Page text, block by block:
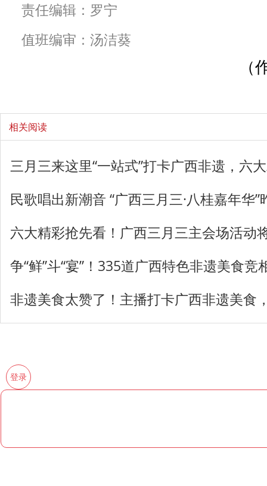
责任编辑：罗宁
值班编审：汤洁葵
（
相关阅读
三月三来这里“一站式”打卡广西非遗，六
民歌唱出新潮音 “广西三月三·八桂嘉年华
六大精彩抢先看！广西三月三主会场活动
争“鲜”斗“宴”！335道广西特色非遗美食竞
非遗美食太赞了！主播打卡广西非遗美食
登录